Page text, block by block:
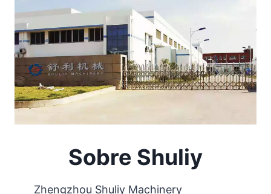
Sobre Shuliy
Zhengzhou Shuliy Machinery